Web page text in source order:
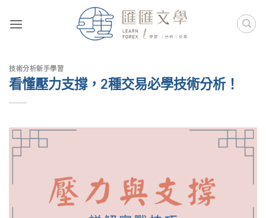
技術分析新手學習
看懂壓力支撐，2種交易必學技術分析！